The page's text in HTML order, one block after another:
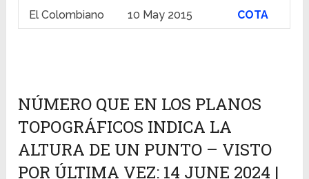
El Colombiano
10 May 2015 COTA
NÚMERO QUE EN LOS PLANOS
TOPOGRÁFICOS INDICA LA
ALTURA DE UN PUNTO – VISTO
POR ÚLTIMA VEZ: 14 JUNE 2024 |